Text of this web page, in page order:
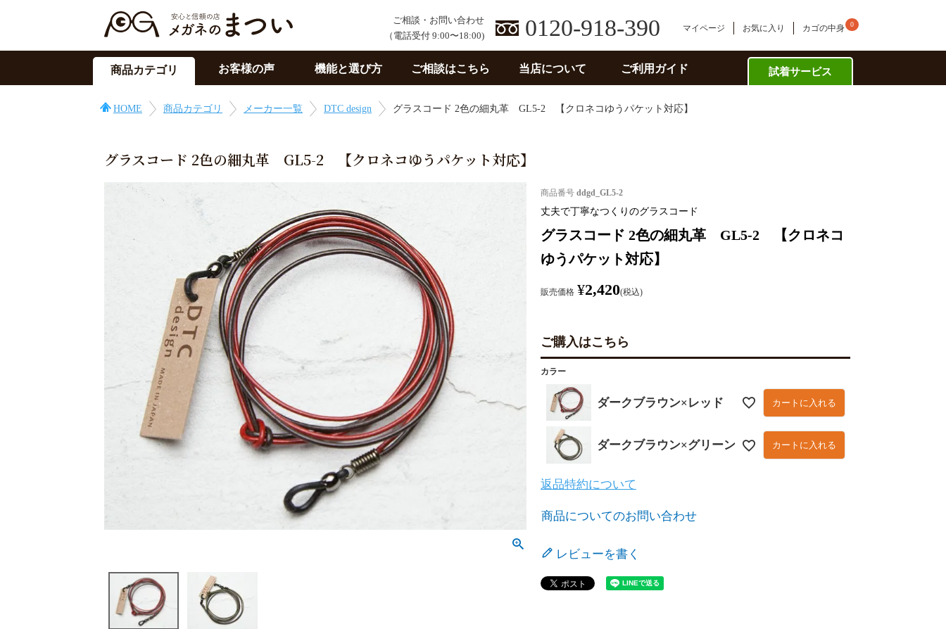
ご相談・お問い合わせ
（電話受付 9:00〜18:00)
0120-918-390 マイページ お気に入り カゴの中身 0
商品カテゴリ
その他
お客様の声 機能と選び方 ご相談はこちら 当店について ご利用ガイド 試着サービス
HOME 商品カテゴリ メーカー一覧 DTC design グラスコード 2色の細丸革 GL5-2 【クロネコゆうパケット対応】
グラスコード 2色の細丸革 GL5-2 【クロネコゆうパケット対応】
商品番号 ddgd_GL5-2
丈夫で丁寧なつくりのグラスコード
グラスコード 2色の細丸革 GL5-2 【クロネコ
ゆうパケット対応】
販売価格 ¥2,420 税込
ご購入はこちら
カラー
ダークブラウン×レッド カートに入れる
ダークブラウン×グリーン カートに入れる
返品特約について
商品についてのお問い合わせ
レビューを書く